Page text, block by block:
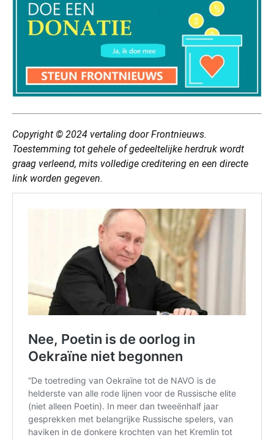
Copyright © 2024 vertaling door Frontnieuws.
Toestemming tot gehele of gedeeltelijke herdruk wordt
graag verleend, mits volledige creditering en een directe
link worden gegeven.